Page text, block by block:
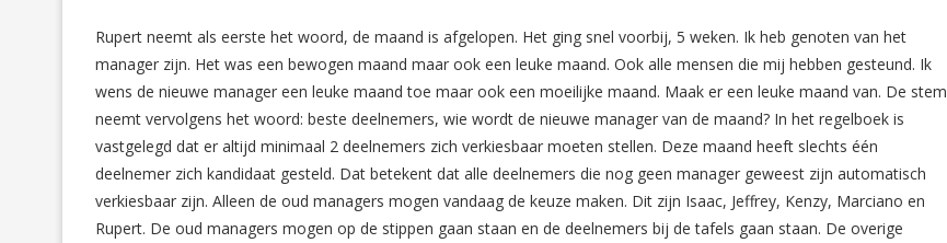
Rupert neemt als eerste het woord, de maand is afgelopen. Het ging snel voorbij, 5 weken. Ik heb genoten van het
manager zijn. Het was een bewogen maand maar ook een leuke maand. Ook alle mensen die mij hebben gesteund. Ik
wens de nieuwe manager een leuke maand toe maar ook een moeilijke maand. Maak er een leuke maand van. De stem
neemt vervolgens het woord: beste deelnemers, wie wordt de nieuwe manager van de maand? In het regelboek is
vastgelegd dat er altijd minimaal 2 deelnemers zich verkiesbaar moeten stellen. Deze maand heeft slechts één
deelnemer zich kandidaat gesteld. Dat betekent dat alle deelnemers die nog geen manager geweest zijn automatisch
verkiesbaar zijn. Alleen de oud managers mogen vandaag de keuze maken. Dit zijn Isaac, Jeffrey, Kenzy, Marciano en
Rupert. De oud managers mogen op de stippen gaan staan en de deelnemers bij de tafels gaan staan. De overige